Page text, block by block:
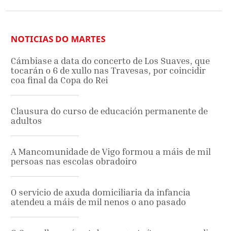
NOTICIAS DO MARTES
Cámbiase a data do concerto de Los Suaves, que
tocarán o 6 de xullo nas Travesas, por coincidir
coa final da Copa do Rei
Clausura do curso de educación permanente de
adultos
A Mancomunidade de Vigo formou a máis de mil
persoas nas escolas obradoiro
O servicio de axuda domiciliaria da infancia
atendeu a máis de mil nenos o ano pasado